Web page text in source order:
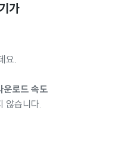
가
요.
운로드 속도
않습니다.